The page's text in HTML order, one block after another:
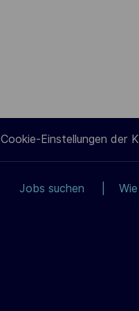
Cookie-Einstellungen der
Jobs suchen